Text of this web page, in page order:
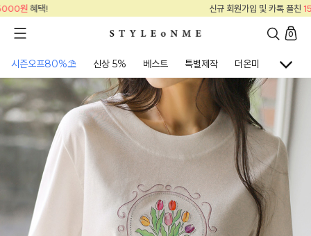
신규 회원가입 및 카톡 플친
0
시즌오프80%⛱ 신상 5% 베스트 특별제작 더온미 골프웨어